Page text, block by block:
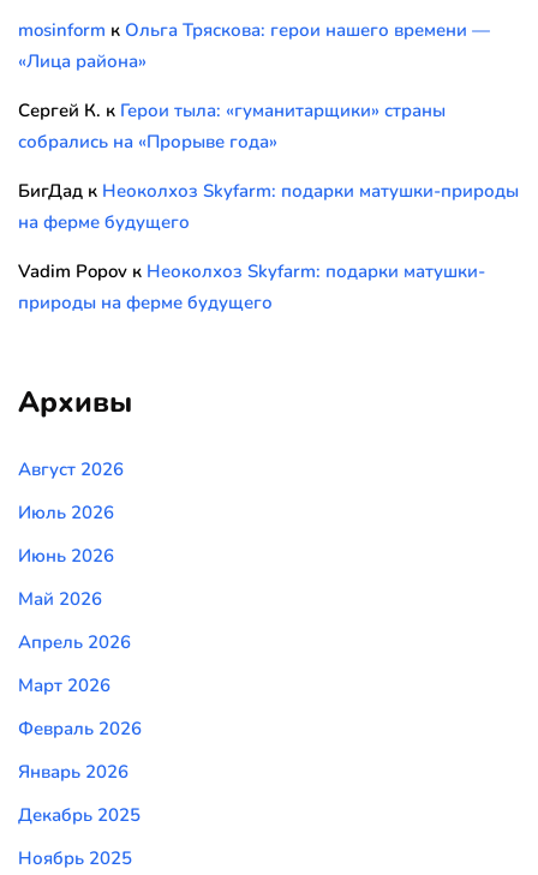
mosinform к Ольга Тряскова: герои нашего времени —
«Лица района»
Сергей К. к Герои тыла: «гуманитарщики» страны
собрались на «Прорыве года»
БигДад к Неоколхоз Skyfarm: подарки матушки-природы
на ферме будущего
Vadim Popov к Неоколхоз Skyfarm: подарки матушки-
природы на ферме будущего
Архивы
Август 2026
Июль 2026
Июнь 2026
Май 2026
Апрель 2026
Март 2026
Февраль 2026
Январь 2026
Декабрь 2025
Ноябрь 2025